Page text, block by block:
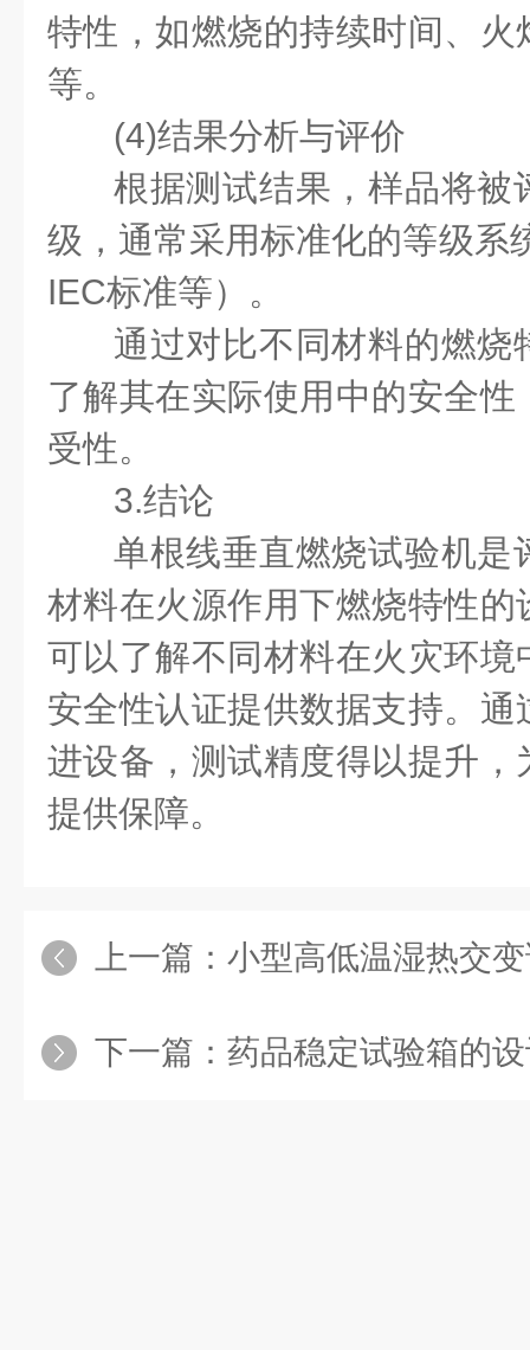
特性，如燃烧的持续时间、
等。
(4)结果分析与评价
根据测试结果，样品将被
级，通常采用标准化的等级系
IEC标准等）。
通过对比不同材料的燃烧
了解其在实际使用中的安全
受性。
3.结论
单根线垂直燃烧试验机是
材料在火源作用下燃烧特性
可以了解不同材料在火灾环
安全性认证提供数据支持。
进设备，测试精度得以提升
提供保障。
上一篇： 小型高低温湿热交变试
下一篇： 药品稳定试验箱的